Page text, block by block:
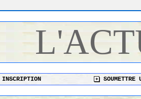
INSCRIPTION SOUMETTRE